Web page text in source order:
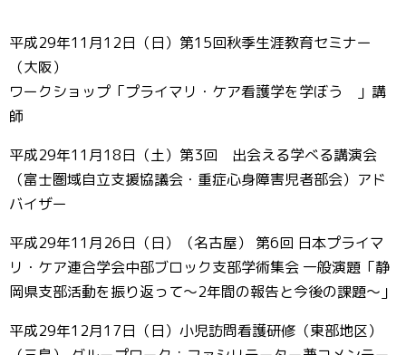
平成29年11月12日（日）第15回秋季生涯教育セミナー
（大阪）
ワークショップ「プライマリ・ケア看護学を学ぼう 」講
師
平成29年11月18日（土）第3回 出会える学べる講演会
（富士圏域自立支援協議会・重症心身障害児者部会）アド
バイザー
平成29年11月26日（日）（名古屋） 第6回 日本プライマ
リ・ケア連合学会中部ブロック支部学術集会 一般演題「静
岡県支部活動を振り返って～2年間の報告と今後の課題～」
平成29年12月17日（日）小児訪問看護研修（東部地区）